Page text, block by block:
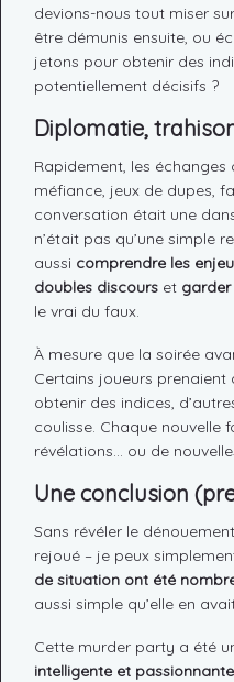
devions-nous tout miser
être démunis ensuite, ou
jetons pour obtenir des
potentiellement décisifs ?
Diplomatie,
Rapidement, les échanges
méfiance, jeux de dupes,
conversation était une
n’était pas qu’une simple
aussi comprendre les
doubles discours et
le vrai du faux.
À mesure que la soirée
Certains joueurs
obtenir des indices,
coulisse. Chaque nouvelle
révélations… ou de
Une conclusion
Sans révéler le
rejoué – je peux
de situation ont été
aussi simple qu’elle en avait
Cette murder party a été
intelligente et passionnante